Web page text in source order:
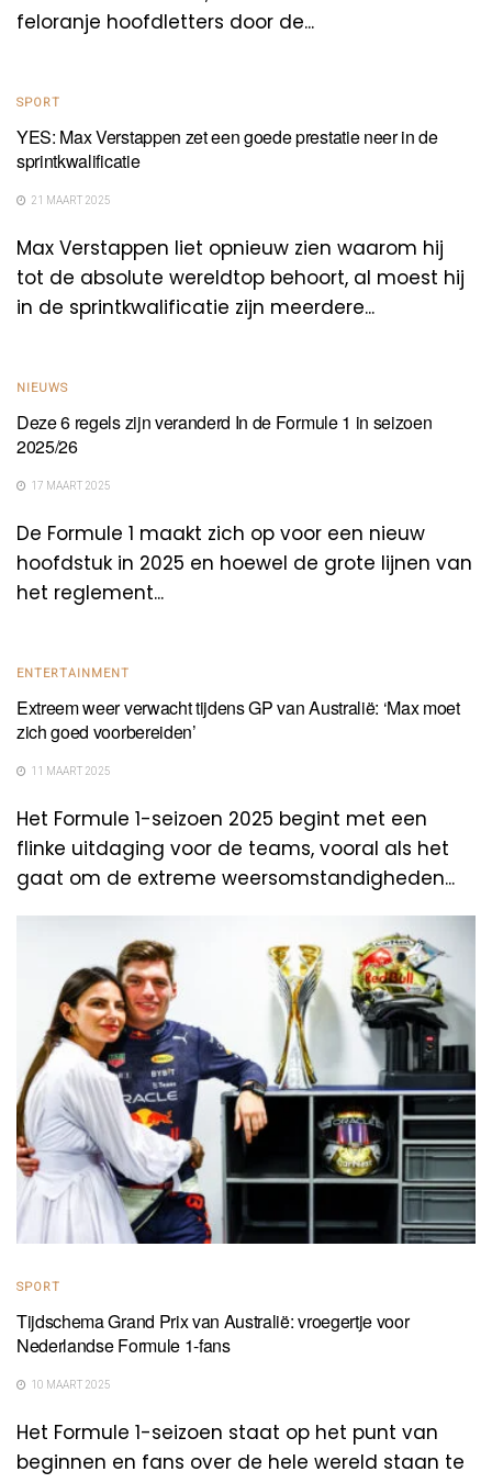
feloranje hoofdletters door de...
SPORT
YES: Max Verstappen zet een goede prestatie neer in de
sprintkwalificatie
21 MAART 2025
Max Verstappen liet opnieuw zien waarom hij
tot de absolute wereldtop behoort, al moest hij
in de sprintkwalificatie zijn meerdere...
NIEUWS
Deze 6 regels zijn veranderd In de Formule 1 in seizoen
2025/26
17 MAART 2025
De Formule 1 maakt zich op voor een nieuw
hoofdstuk in 2025 en hoewel de grote lijnen van
het reglement...
ENTERTAINMENT
Extreem weer verwacht tijdens GP van Australië: ‘Max moet
zich goed voorbereiden’
11 MAART 2025
Het Formule 1-seizoen 2025 begint met een
flinke uitdaging voor de teams, vooral als het
gaat om de extreme weersomstandigheden...
SPORT
Tijdschema Grand Prix van Australië: vroegertje voor
Nederlandse Formule 1-fans
10 MAART 2025
Het Formule 1-seizoen staat op het punt van
beginnen en fans over de hele wereld staan te